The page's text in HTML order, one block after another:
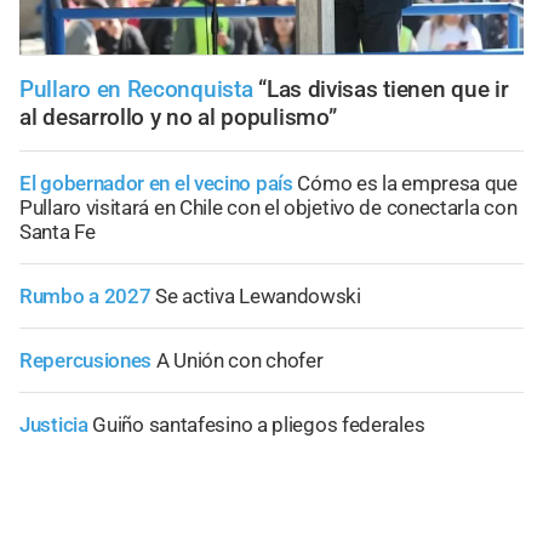
Pullaro en Reconquista “Las divisas tienen que ir
al desarrollo y no al populismo”
El gobernador en el vecino país Cómo es la empresa que
Pullaro visitará en Chile con el objetivo de conectarla con
Santa Fe
Rumbo a 2027 Se activa Lewandowski
Repercusiones A Unión con chofer
Justicia Guiño santafesino a pliegos federales